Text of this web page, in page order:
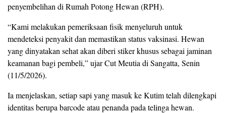
penyembelihan di Rumah Potong Hewan (RPH).
“Kami melakukan pemeriksaan fisik menyeluruh untuk
mendeteksi penyakit dan memastikan status vaksinasi. Hewan
yang dinyatakan sehat akan diberi stiker khusus sebagai jaminan
keamanan bagi pembeli,” ujar Cut Meutia di Sangatta, Senin
(11/5/2026).
Ia menjelaskan, setiap sapi yang masuk ke Kutim telah dilengkapi
identitas berupa barcode atau penanda pada telinga hewan.